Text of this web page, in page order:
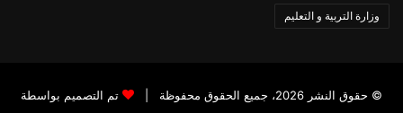
وزارة التربية و التعليم
© حقوق النشر 2026، جميع الحقوق محفوظة | تم التصميم بواسطة